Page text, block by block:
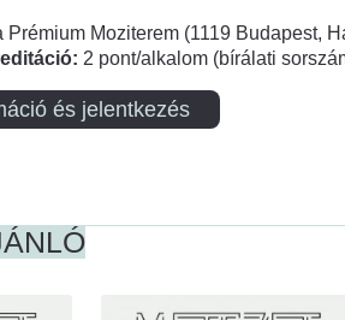
Prémium Moziterem (1119 Budapest,
2 pont/alkalom (bírálati
és jelentkezés